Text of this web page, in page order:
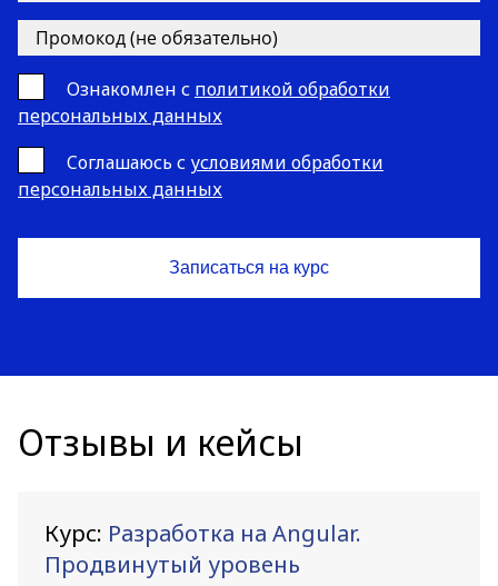
Ознакомлен с политикой обработки
персональных данных
Cоглашаюсь с условиями обработки
персональных данных
Отзывы и кейсы
Курс: Разработка на Angular.
Продвинутый уровень